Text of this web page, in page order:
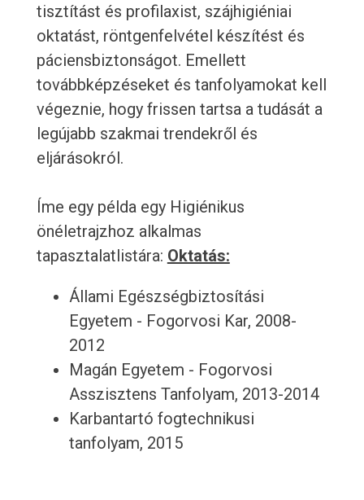
tisztítást és profilaxist, szájhigiéniai
oktatást, röntgenfelvétel készítést és
páciensbiztonságot. Emellett
továbbképzéseket és tanfolyamokat kell
végeznie, hogy frissen tartsa a tudását a
legújabb szakmai trendekről és
eljárásokról.
Íme egy példa egy Higiénikus
önéletrajzhoz alkalmas
tapasztalatlistára: Oktatás:
Állami Egészségbiztosítási
Egyetem - Fogorvosi Kar, 2008-
2012
Magán Egyetem - Fogorvosi
Asszisztens Tanfolyam, 2013-2014
Karbantartó fogtechnikusi
tanfolyam, 2015